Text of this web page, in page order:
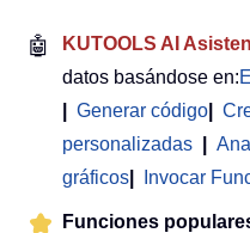
🤖 KUTOOLS AI
datos basándose en:
Generar código
personalizadas
gráficos
Invocar
Funciones